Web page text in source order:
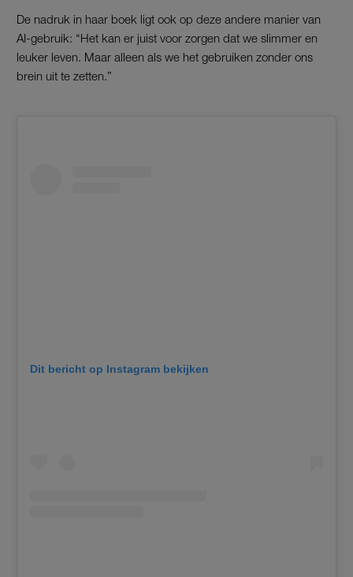
De nadruk in haar boek ligt ook op deze andere manier van
AI-gebruik: “Het kan er juist voor zorgen dat we slimmer en
leuker leven. Maar alleen als we het gebruiken zonder ons
brein uit te zetten.”
Dit bericht op Instagram bekijken